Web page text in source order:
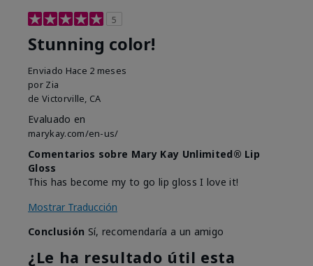
5
Stunning color!
Enviado Hace 2 meses
por Zia
de Victorville, CA
Evaluado en
marykay.com/en-us/
Comentarios sobre Mary Kay Unlimited® Lip
Gloss
This has become my to go lip gloss I love it!
Mostrar Traducción
Conclusión Sí, recomendaría a un amigo
¿Le ha resultado útil esta